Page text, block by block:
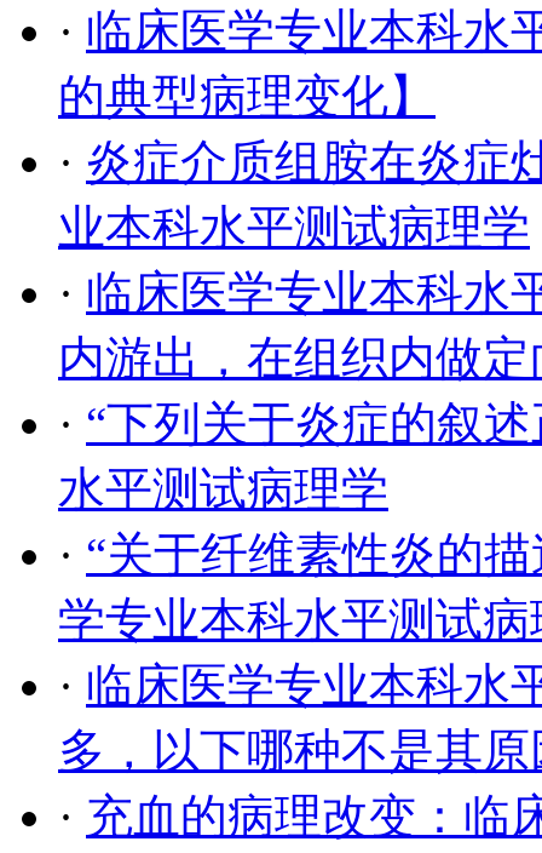
· 临床医学专业本科水
的典型病理变化】
· 炎症介质组胺在炎症
业本科水平测试病理学
· 临床医学专业本科水
内游出，在组织内做
· “下列关于炎症的叙
水平测试病理学
· “关于纤维素性炎的
学专业本科水平测试病
· 临床医学专业本科水
多，以下哪种不是其
· 充血的病理改变：临